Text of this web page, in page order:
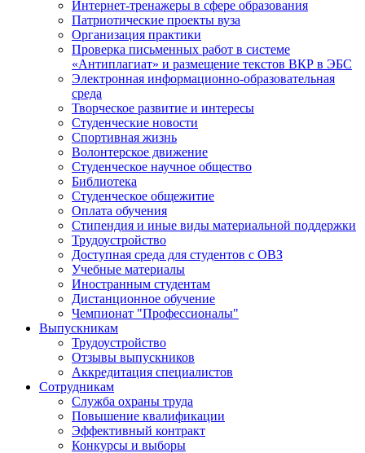
Интернет-тренажеры в сфере образования
Патриотические проекты вуза
Организация практики
Проверка письменных работ в системе
«Антиплагиат» и размещение текстов ВКР в ЭБС
Электронная информационно-образовательная
среда
Творческое развитие и интересы
Студенческие новости
Спортивная жизнь
Волонтерское движение
Студенческое научное общество
Библиотека
Студенческое общежитие
Оплата обучения
Стипендия и иные виды материальной поддержки
Трудоустройство
Доступная среда для студентов с ОВЗ
Учебные материалы
Иностранным студентам
Дистанционное обучение
Чемпионат "Профессионалы"
Выпускникам
Трудоустройство
Отзывы выпускников
Аккредитация специалистов
Сотрудникам
Служба охраны труда
Повышение квалификации
Эффективный контракт
Конкурсы и выборы